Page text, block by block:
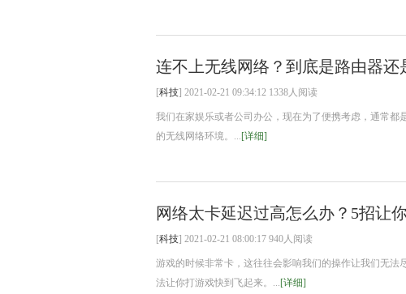
连不上无线网络？到底是路由器
[科技] 2021-02-21 09:34:12 1338人阅读
我们在家娱乐或者公司办公，现在为了便携考虑，通常
的无线网络环境。...[详细]
网络太卡延迟过高怎么办？5招让
[科技] 2021-02-21 08:00:17 940人阅读
游戏的时候非常卡，这往往会影响我们的操作让我们无
法让你打游戏快到飞起来。...[详细]